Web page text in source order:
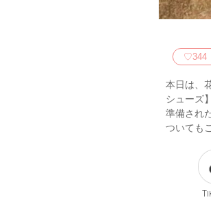
♡344
本日は、
シューズ
準備され
ついても